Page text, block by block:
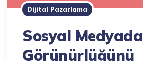
Dijital Pazarlama
Sosyal Medyada
Görünürlüğünü